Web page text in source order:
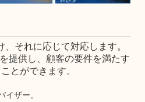
それに応じて対応します。
提供し、顧客の要件を満たす
とができます。
イザー。